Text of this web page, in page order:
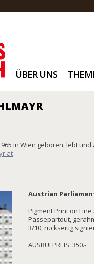
ÜBER UNS
in Wien geboren, lebt
Austrian
Pigment Print on Fine
Passepartout,
3/10, rückseitig
AUSRUFPREIS: 350.-